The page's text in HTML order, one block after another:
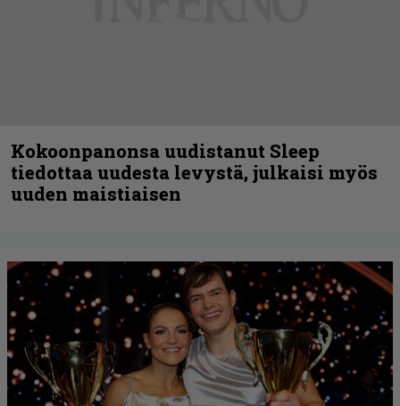
Kokoonpanonsa uudistanut Sleep
tiedottaa uudesta levystä, julkaisi myös
uuden maistiaisen